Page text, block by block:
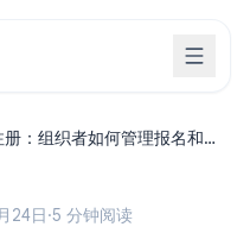
：组织者如何管理报名和截
24日·5 分钟阅读